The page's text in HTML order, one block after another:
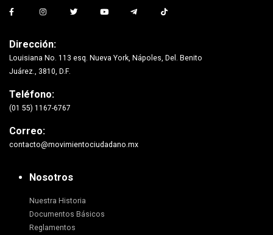
Dirección:
Louisiana No. 113 esq. Nueva York, Nápoles, Del. Benito
Juárez., 3810, D.F.
Teléfono:
(01 55) 1167-6767
Correo:
contacto@movimientociudadano.mx
Nosotros
Nuestra Historia
Documentos Básicos
Reglamentos